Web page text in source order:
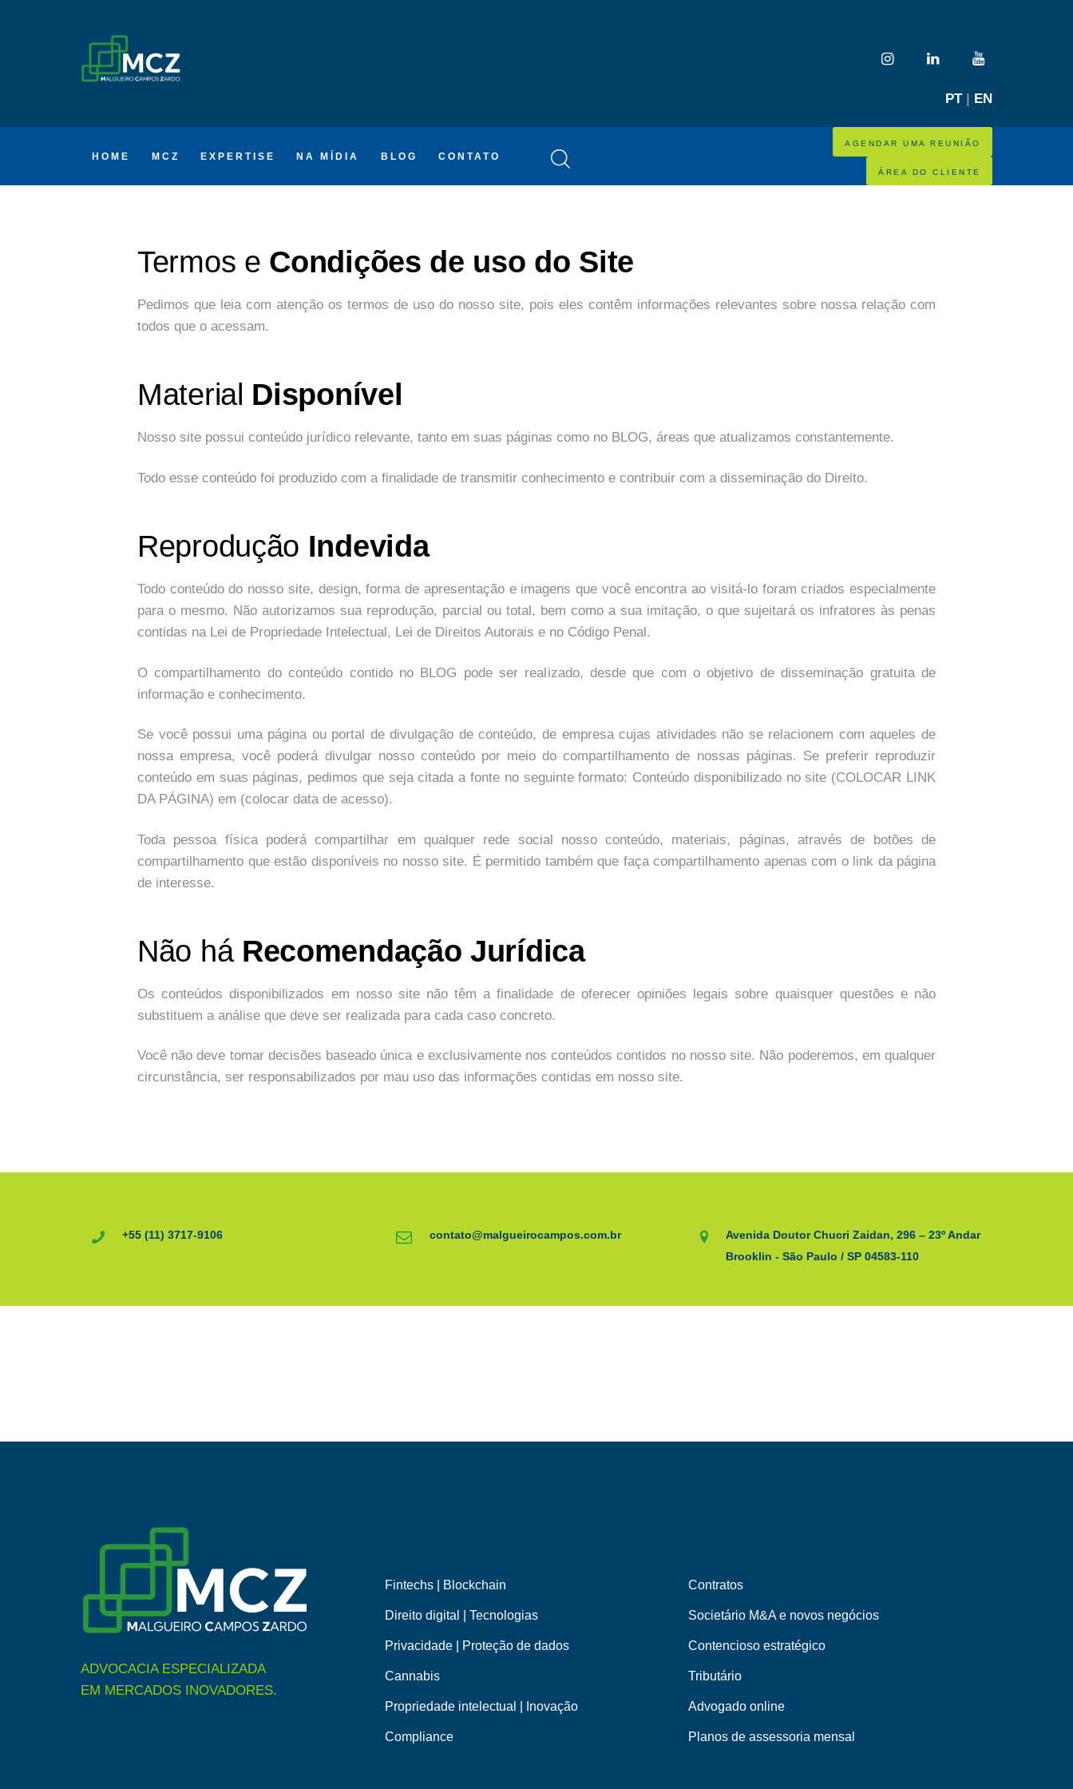
PT| EN
HOME MCZ EXPERTISE NA MÍDIA BLOG CONTATO
AGENDAR UMA REUNIÃO
ÁREA DO CLIENTE
BLOG
Termos e Condições de uso do Site
Pedimos que leia com atenção os termos de uso do nosso site, pois eles contêm informações relevantes sobre nossa relação com
todos que o acessam.
Material Disponível
Nosso site possui conteúdo jurídico relevante, tanto em suas páginas como no BLOG, áreas que atualizamos constantemente.
Todo esse conteúdo foi produzido com a finalidade de transmitir conhecimento e contribuir com a disseminação do Direito.
Reprodução Indevida
Todo conteúdo do nosso site, design, forma de apresentação e imagens que você encontra ao visitá-lo foram criados especialmente
para o mesmo. Não autorizamos sua reprodução, parcial ou total, bem como a sua imitação, o que sujeitará os infratores às penas
contidas na Lei de Propriedade Intelectual, Lei de Direitos Autorais e no Código Penal.
O compartilhamento do conteúdo contido no BLOG pode ser realizado, desde que com o objetivo de disseminação gratuita de
informação e conhecimento.
Se você possui uma página ou portal de divulgação de conteúdo, de empresa cujas atividades não se relacionem com aqueles de
nossa empresa, você poderá divulgar nosso conteúdo por meio do compartilhamento de nossas páginas. Se preferir reproduzir
conteúdo em suas páginas, pedimos que seja citada a fonte no seguinte formato: Conteúdo disponibilizado no site (COLOCAR LINK
DA PÁGINA) em (colocar data de acesso).
Toda pessoa física poderá compartilhar em qualquer rede social nosso conteúdo, materiais, páginas, através de botões de
compartilhamento que estão disponíveis no nosso site. É permitido também que faça compartilhamento apenas com o link da página
de interesse.
Não há Recomendação Jurídica
Os conteúdos disponibilizados em nosso site não têm a finalidade de oferecer opiniões legais sobre quaisquer questões e não
substituem a análise que deve ser realizada para cada caso concreto.
Você não deve tomar decisões baseado única e exclusivamente nos conteúdos contidos no nosso site. Não poderemos, em qualquer
circunstância, ser responsabilizados por mau uso das informações contidas em nosso site.
+55 (11) 3717-9106 contato@malgueirocampos.com.br
Avenida Doutor Chucri Zaidan, 296 – 23º Andar
Brooklin - São Paulo / SP 04583-110
ADVOCACIA ESPECIALIZADA
EM MERCADOS INOVADORES.
Fintechs | Blockchain
Direito digital | Tecnologias
Privacidade | Proteção de dados
Cannabis
Propriedade intelectual | Inovação
Compliance
Contratos
Societário M&A e novos negócios
Contencioso estratégico
Tributário
Advogado online
Planos de assessoria mensal